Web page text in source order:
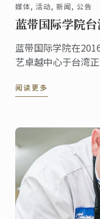
媒体, 活动, 新闻, 公告
蓝带国际学院
蓝带国际学院在
艺卓越中心于台湾
阅读更多